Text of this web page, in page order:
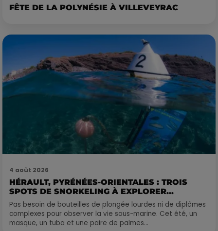
FÊTE DE LA POLYNÉSIE À VILLEVEYRAC
4 août 2026
HÉRAULT, PYRÉNÉES-ORIENTALES : TROIS
SPOTS DE SNORKELING À EXPLORER...
Pas besoin de bouteilles de plongée lourdes ni de diplômes
complexes pour observer la vie sous-marine. Cet été, un
masque, un tuba et une paire de palmes...